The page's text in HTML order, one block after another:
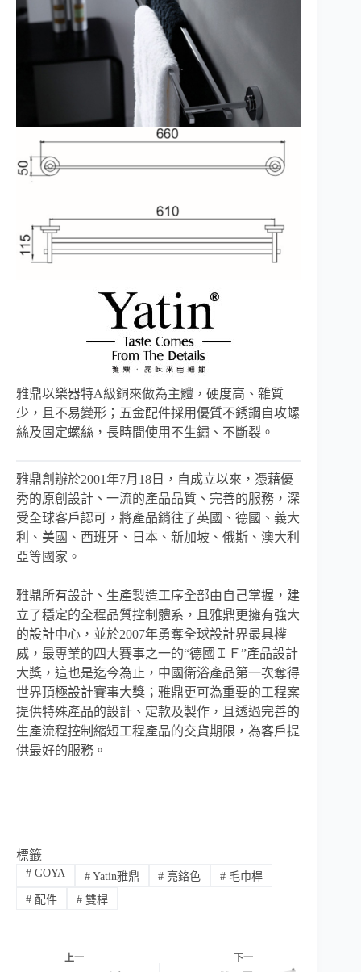
雅鼎以樂器特A級銅來做為主體，硬度高、雜質
少，且不易變形；五金配件採用優質不銹鋼自攻螺
絲及固定螺絲，長時間使用不生鏽、不斷裂。
雅鼎創辦於2001年7月18日，自成立以來，憑藉優
秀的原創設計、一流的產品品質、完善的服務，深
受全球客戶認可，將產品銷往了英國、德國、義大
利、美國、西班牙、日本、新加坡、俄斯、澳大利
亞等國家。
雅鼎所有設計、生產製造工序全部由自己掌握，建
立了穩定的全程品質控制體系，且雅鼎更擁有強大
的設計中心，並於2007年勇奪全球設計界最具權
威，最專業的四大賽事之一的“德國ＩＦ”產品設計
大獎，這也是迄今為止，中國衛浴產品第一次奪得
世界頂極設計賽事大獎；雅鼎更可為重要的工程案
提供特殊產品的設計、定款及製作，且透過完善的
生產流程控制縮短工程產品的交貨期限，為客戶提
供最好的服務。
標籤
#GOYA #Yatin雅鼎 # 亮鉻色 # 毛巾桿
#配件 #雙桿
上一 下一